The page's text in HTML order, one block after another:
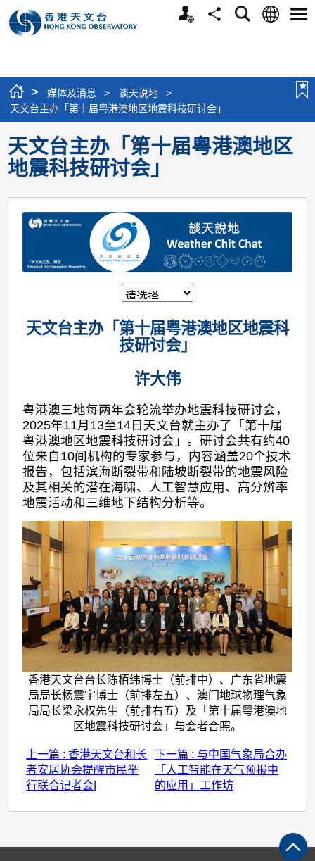
个
分
搜
语
选
> 媒体及消息 > 谈天说地
>
天文台主办「第十届粤港澳地区地震科技研讨会」
天文台主办「第十届粤港澳地区
地震科技研讨会」
天文台主办「第十届粤港澳地区地震科
技研讨会」
许大伟
粤港澳三地每两年会轮流举办地震科技研讨会，
2025年11月13至14日天文台就主办了「第十届
粤港澳地区地震科技研讨会」。研讨会共有约40
位来自10间机构的专家参与，内容涵盖20个技术
报告，包括滨海断裂带和陆坡断裂带的地震风险
及其相关的潜在海啸、人工智慧应用、高分辨率
地震活动和三维地下结构分析等。
香港天文台台长陈栢纬博士（前排中）、广东省地震
局局长杨震宇博士（前排左五）、澳门地球物理气象
局局长梁永权先生（前排右五）及「第十届粤港澳地
区地震科技研讨会」与会者合照。
上一篇 : 香港天文台和长
者安居协会提醒市民举
行联合记者会
下一篇 : 与中国气象局合办
「人工智能在天气预报中
的应用」工作坊